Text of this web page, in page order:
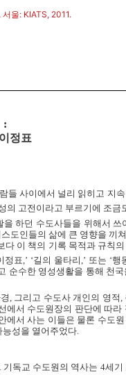
서울: KIATS, 2011.
:
정표
들 사이에서 널리 읽히고 지
의 고전이라고 부르기에 조금
을 하던 수도사들을 위해서 쓰
도인들의 삶에 큰 영향을 끼
다 이 책의 기록 목적과 규칙
정표,’ ‘길의 울타리,’ 또는 ‘행
순수한 영성생활을 통해 천
그리고 수도사 개인의 영적
서 수도원장의 판단에 따라
서 사는 이들은 물론 수도
능성을 열어주었다
기독교 수도원의 역사는 4세기